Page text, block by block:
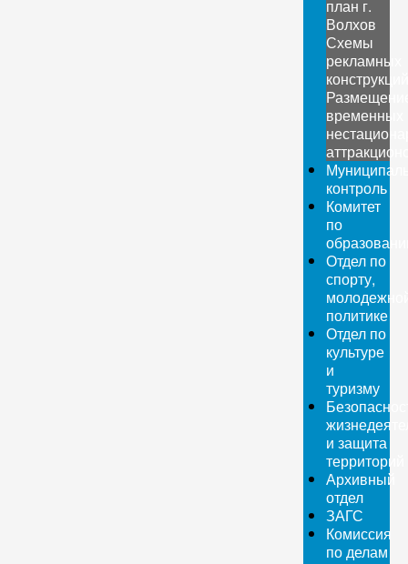
план г.
Волхов
Схемы
рекламных
конструкций
временных
контроль
Комитет
по
Отдел по
спорту,
политике
Отдел по
культуре
и
туризму
и защита
территорий
Архивный
отдел
ЗАГС
Комиссия
по делам